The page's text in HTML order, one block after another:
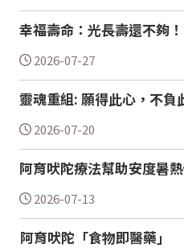
幸福壽命：光長壽還不夠！
2026-07-27
靈魂重組: 願得此心，不負
2026-07-20
阿育吠陀療法幫助安度暑
2026-07-13
阿育吠陀「食物即醫藥」